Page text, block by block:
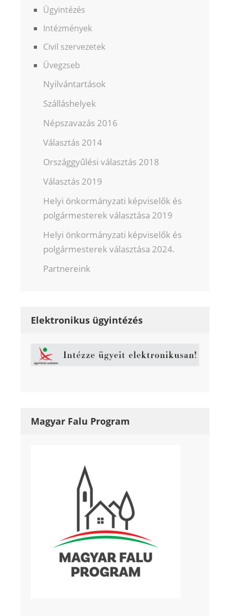
Ügyintézés
Intézmények
Civil szervezetek
Üvegzseb
Nyilvántartások
Szálláshelyek
Népszavazás 2016
Választás 2014
Országgyűlési választás 2018
Választás 2019
Helyi önkormányzati képviselők és
polgármesterek választása 2019
Helyi önkormányzati képviselők és
polgármesterek választása 2024.
Partnereink
Elektronikus ügyintézés
Magyar Falu Program